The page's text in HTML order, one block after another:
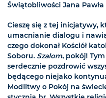
Świątobliwości Jana Pawła
Cieszę się z tej inicjatywy,
umacnianie dialogu i
czego dokonał Kościół
Soboru. Szalom, pokój!
serdecznie pozdrowić
będącego niejako
Modlitwy o Pokój na